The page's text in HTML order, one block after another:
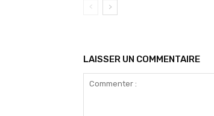
LAISSER UN COMMENTAIRE